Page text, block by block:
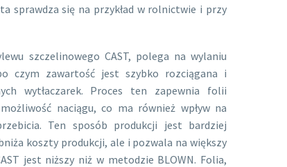
sprawdza się na przykład w rolnictwie i przy
szczelinowego CAST, polega na wylaniu
czym zawartość jest szybko rozciągana i
wytłaczarek. Proces ten zapewnia folii
naciągu, co ma również wpływ na
Ten sposób produkcji jest bardziej
koszty produkcji, ale i pozwala na większy
jest niższy niż w metodzie BLOWN. Folia,